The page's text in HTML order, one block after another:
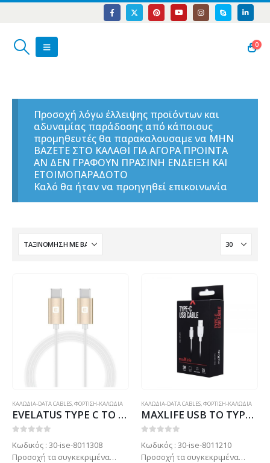
0
Προσοχή λόγω έλλειψης προϊόντων και
αδυναμίας παράδοσης από κάποιους
προμηθευτές θα παρακαλουσαμε να ΜΗΝ
ΒΑΖΕΤΕ ΣΤΟ ΚΑΛΑΘΙ ΓΙΑ ΑΓΟΡΑ ΠΡΟΙΝΤΑ
ΑΝ ΔΕΝ ΓΡΑΦΟΥΝ ΠΡΑΣΙΝΗ ΕΝΔΕΙΞΗ ΚΑΙ
ΕΤΟΙΜΟΠΑΡΑΔΟΤΟ
Καλό θα ήταν να προηγηθεί επικοινωνία
ΚΑΛΩΔΙΑ-DATA CABLES ΦΟΡΤΙΣΗ-ΚΑΛΩΔΙΑ
EVELATUS TYPE C TO TYPE C DATA CABLE white-gold
Κωδικός : 30-ise-8011308
Προσοχή τα συγκεκριμένα
ΚΑΛΩΔΙΑ-DATA CABLES ΦΟΡΤΙΣΗ-ΚΑΛΩΔΙΑ
MAXLIFE USB TO TYPE C DATA CABLE 3m 2A white
Κωδικός : 30-ise-8011210
Προσοχή τα συγκεκριμένα